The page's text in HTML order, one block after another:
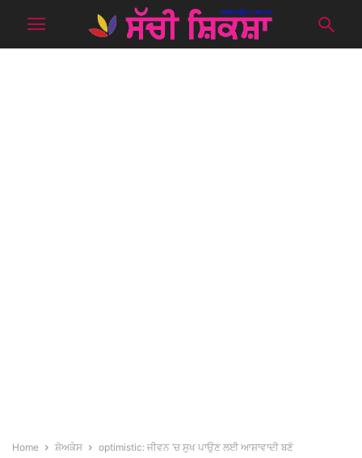
Home ਸ਼ੋਅਕੇਸ optimistic: ਜੀਵਨ ’ਚ ਸੁਖ ਪਾਉਣ ਲਈ ਆਸ਼ਾਵਾਦੀ ਬਣੋ